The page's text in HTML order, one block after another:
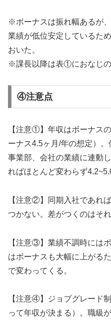
※ボーナスは振れ幅あるが、
業績が低位安定しているた
おいた。
※課長以降は表①におなじ
④注意点
【注意①】年収はボーナス
ーナス4.5ヶ月/年の想定）
事業部、会社の業績に連動
ればほとんど変わらず
【注意②】同期入社であれ
つかない。差がつくのはそれ
【注意③】業績不調時には
はボーナスも大幅に上がる
で変わってくる。
【注意④】ジョブグレード
って年収が決まる）。職級